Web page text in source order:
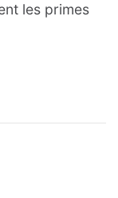
les primes